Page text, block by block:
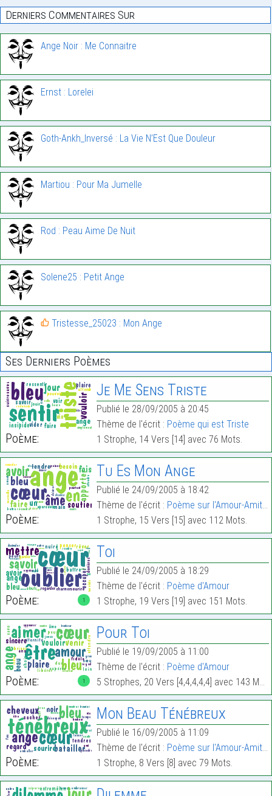
Derniers Commentaires Sur
Ange Noir : Me Connaitre
Ernst : Lorelei
Goth-Ankh_Inversé : La Vie N’Est Que Douleur
Martiou : Pour Ma Jumelle
Rod : Peau Aime De Nuit
Solene25 : Petit Ange
Tristesse_25023 : Mon Ange
Ses Derniers Poèmes
Poème:
Je Me Sens Triste
Publié le 28/09/2005 à 20:45
Thème de l'écrit : Poème qui est Triste
1 Strophe, 14 Vers [14] avec 76 Mots.
Poème:
Tu Es Mon Ange
Publié le 24/09/2005 à 18:42
Thème de l'écrit : Poème sur l'Amour-Amitié
1 Strophe, 15 Vers [15] avec 112 Mots.
1
Poème:
Toi
Publié le 24/09/2005 à 18:29
Thème de l'écrit : Poème d'Amour
1 Strophe, 19 Vers [19] avec 151 Mots.
1
Poème:
Pour Toi
Publié le 19/09/2005 à 11:00
Thème de l'écrit : Poème d'Amour
5 Strophes, 20 Vers [4,4,4,4,4] avec 143 Mots.
Poème:
Mon Beau Ténébreux
Publié le 16/09/2005 à 11:09
Thème de l'écrit : Poème sur l'Amour-Amitié
1 Strophe, 8 Vers [8] avec 79 Mots.